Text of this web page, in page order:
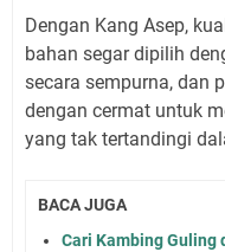
Dengan Kang Asep,
bahan segar dipilih
secara sempurna, dan
dengan cermat untuk
yang tak tertandingi
BACA JUGA
Cari Kambing Guling